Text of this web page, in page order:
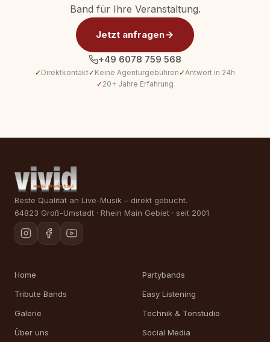
Band für Ihre Veranstaltung.
Jetzt anfragen
+49 6078 759 568
✓ Direktkontakt✓ Keine Agenturgebühren ✓Antwort in 24h
✓ 20+ Jahre Erfahrung
Beste Qualität an Live-Musik – direkt gebucht.
64823 Groß-Umstadt · Rhein Main Gebiet · seit 2001
Home
Partybands
Tribute Bands
Easy Listening
Galerie
Technik & Tonstudio
Über uns
Social Media